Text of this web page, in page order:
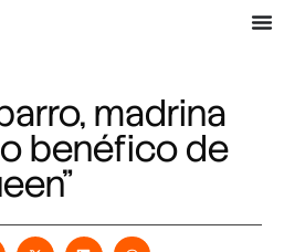
madrina
benéfico de